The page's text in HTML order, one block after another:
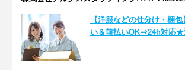
【洋服などの仕分け・梱
い＆前払いOK⇒24h対応★